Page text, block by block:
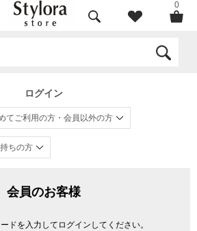
0
ログイン
てご利用の方・会員以外の方
ちの方
会員のお客様
ドを入力してログインしてください。